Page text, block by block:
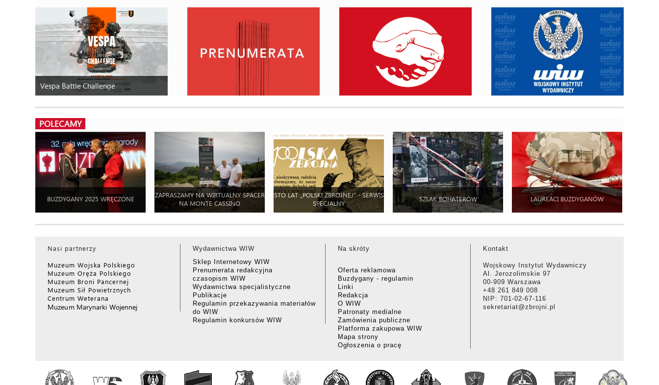
Vespa Battle Challenge
POLECAMY
BUZDYGANY 2025 WRĘCZONE
ZAPRASZAMY NA WIRTUALNY SPACER
NA MONTE CASSINO
STO LAT „POLSKI ZBROJNEJ” - SERWIS
SPECJALNY
SZLAK BOHATERÓW LAUREACI BUZDYGANÓW
Nasi partnerzy
Muzeum Wojska Polskiego
Muzeum Oręża Polskiego
Muzeum Broni Pancernej
Muzeum Sił Powietrznych
Centrum Weterana
Muzeum Marynarki Wojennej
Wydawnictwa WIW
Sklep Internetowy WIW
Prenumerata redakcyjna
czasopism WIW
Wydawnictwa specjalistyczne
Publikacje
Regulamin przekazywania materiałów
do WIW
Regulamin konkursów WIW
Na skróty
Oferta reklamowa
Buzdygany - regulamin
Linki
Redakcja
O WIW
Patronaty medialne
Zamówienia publiczne
Platforma zakupowa WIW
Mapa strony
Ogłoszenia o pracę
Kontakt
Wojskowy Instytut Wydawniczy
Al. Jerozolimskie 97
00-909 Warszawa
+48 261 849 008
NIP: 701-02-67-116
sekretariat@zbrojni.pl